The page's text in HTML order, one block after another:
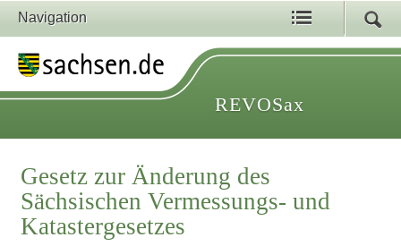
Navigation
REVOSax
Gesetz zur Änderung des
Sächsischen Vermessungs- und
Katastergesetzes